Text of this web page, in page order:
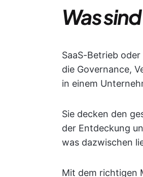
Was
SaaS-Betrieb oder
die Governance,
in einem
Sie decken den
der Entdeckung
was dazwischen
Mit dem richtigen